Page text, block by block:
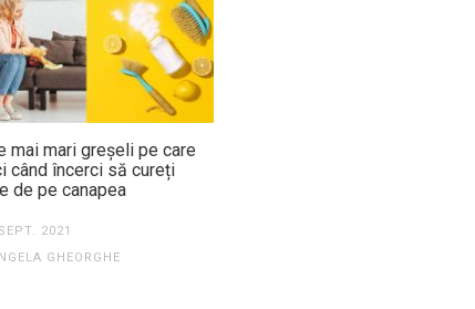
mai mari greșeli pe care
când încerci să cureți
de pe canapea
2021
GHEORGHE